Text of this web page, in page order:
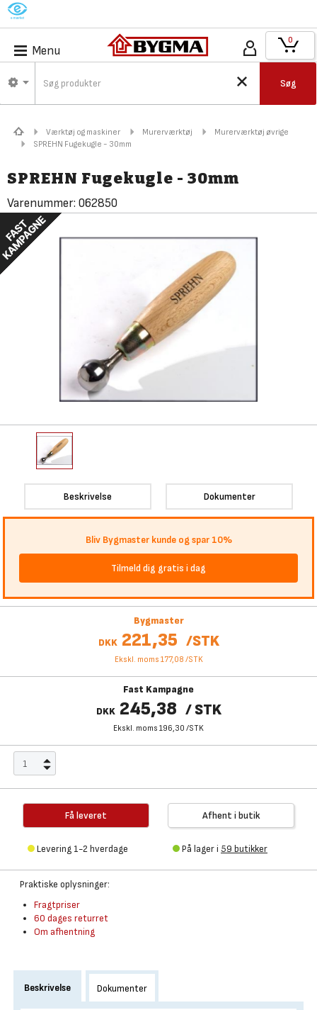
M
Menu
Søg
0
Værktøj og maskiner Murerværktøj
Murerværktøj øvrige
SPREHN Fugekugle - 30mm
SPREHN Fugekugle - 30mm
Varenummer: 062850
Beskrivelse Dokumenter
Bliv Bygmaster kunde og spar 10%
Tilmeld dig gratis i dag
Bygmaster
DKK 221,35 /STK
Ekskl. moms 177,08 /STK
Fast Kampagne
DKK 245,38 / STK
Ekskl. moms 196,30 /STK
Få leveret
Levering 1-2 hverdage
Afhent i butik
På lager i 59 butikker
Praktiske oplysninger:
Fragtpriser
60 dages returret
Om afhentning
Beskrivelse Dokumenter